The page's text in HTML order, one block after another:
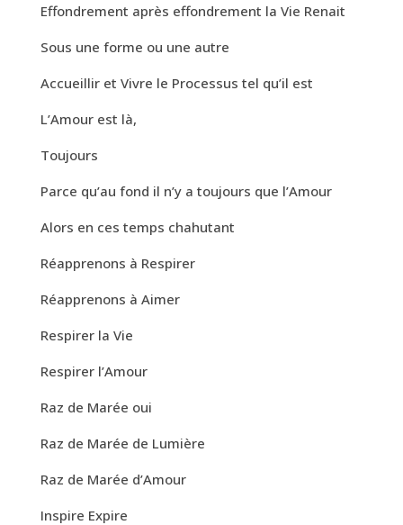
Effondrement après effondrement la Vie Renait
Sous une forme ou une autre
Accueillir et Vivre le Processus tel qu’il est
L’Amour est là,
Toujours
Parce qu’au fond il n’y a toujours que l’Amour
Alors en ces temps chahutant
Réapprenons à Respirer
Réapprenons à Aimer
Respirer la Vie
Respirer l’Amour
Raz de Marée oui
Raz de Marée de Lumière
Raz de Marée d’Amour
Inspire Expire